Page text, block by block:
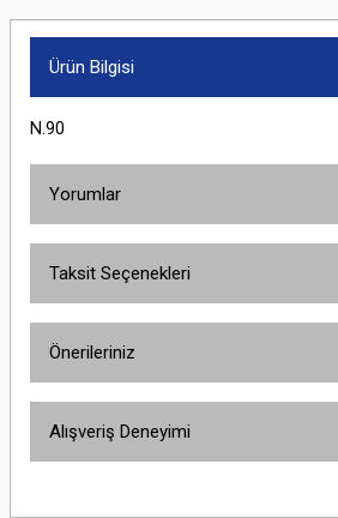
Ürün Bilgisi
N.90
Yorumlar
Taksit Seçenekleri
Önerileriniz
yetersiz gördüğünüz noktaları öneri
Alışveriş Deneyimi